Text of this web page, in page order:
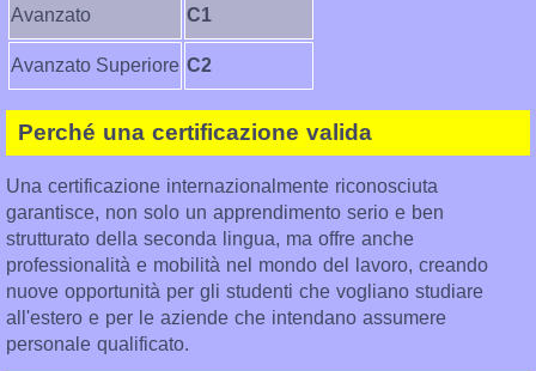
Avanzato C1
Avanzato Superiore C2
Perché una certificazione valida
Una certificazione internazionalmente riconosciuta
garantisce, non solo un apprendimento serio e ben
strutturato della seconda lingua, ma offre anche
professionalità e mobilità nel mondo del lavoro, creando
nuove opportunità per gli studenti che vogliano studiare
all'estero e per le aziende che intendano assumere
personale qualificato.